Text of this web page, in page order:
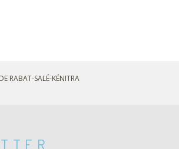
RABAT-SALÉ-KÉNITRA